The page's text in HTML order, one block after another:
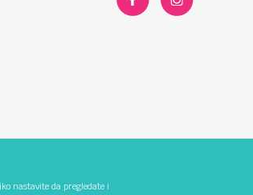
nastavite da pregledate i